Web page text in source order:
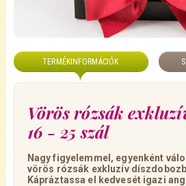
TERMÉKINFORMÁCIÓK
Vörös rózsák
16 - 25 szál
Nagy figyelemmel, egyenként
vörös rózsák exkluzív
Kápráztassa el kedvesét igazi